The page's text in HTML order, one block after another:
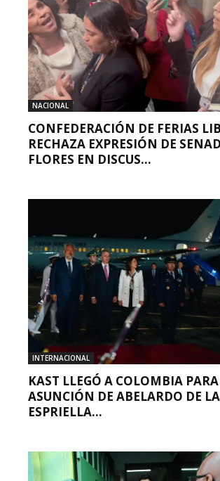
NACIONAL
CONFEDERACIÓN DE FERIAS
RECHAZA EXPRESIÓN DE
FLORES EN DISCUS...
INTERNACIONAL
KAST LLEGÓ A COLOMBIA
ASUNCIÓN DE ABELARDO DE LA
ESPRIELLA...